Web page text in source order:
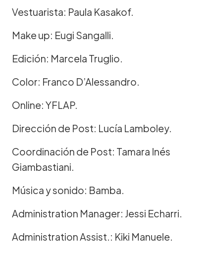
Vestuarista: Paula Kasakof.
Make up: Eugi Sangalli.
Edición: Marcela Truglio.
Color: Franco D’Alessandro.
Online: YFLAP.
Dirección de Post: Lucía Lamboley.
Coordinación de Post: Tamara Inés
Giambastiani.
Música y sonido: Bamba.
Administration Manager: Jessi Echarri.
Administration Assist.: Kiki Manuele.